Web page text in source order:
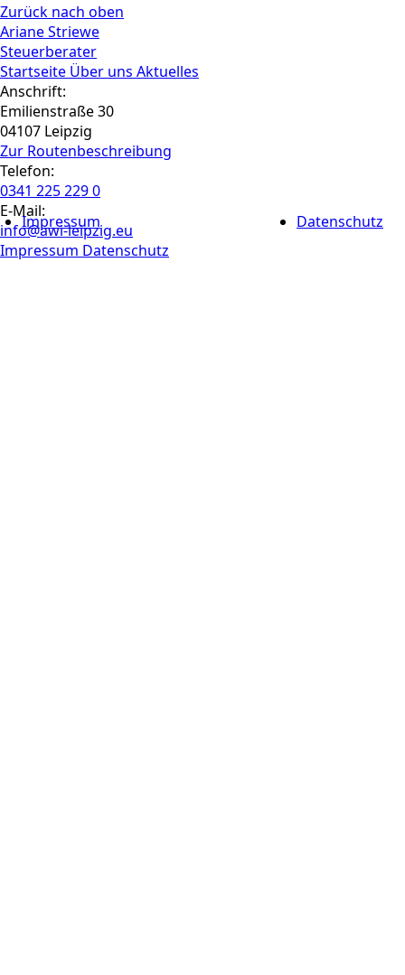
Impressum Datenschutz
Zurück nach oben
Ariane Striewe
Steuerberater
Startseite Über uns Aktuelles
Anschrift:
Emilienstraße 30
04107 Leipzig
Zur Routen­beschreibung
Telefon:
0341 225 229 0
E-Mail:
info@awi-leipzig.eu
Impressum Datenschutz